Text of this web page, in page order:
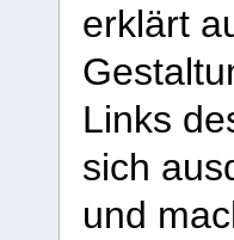
erklärt
Links
sich
und